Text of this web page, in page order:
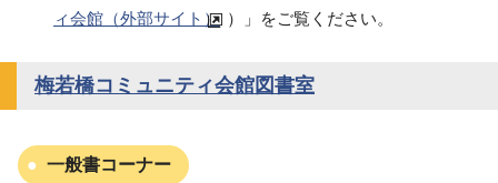
ィ会館（外部サイト） ）」をご覧ください。
梅若橋コミュニティ会館図書室
一般書コーナー